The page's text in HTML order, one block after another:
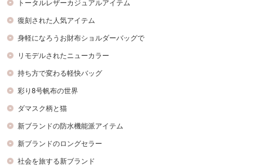
復刻された人気アイテム
身軽になろうお財布ショルダーバッグで
リモデルされたニューカラー
持ち方で変わる軽快バッグ
彩り8号帆布の世界
ダマスク柄と猫
新ブランドの防水機能派アイテム
新ブランドのロングセラー
社会を旅する新ブランド